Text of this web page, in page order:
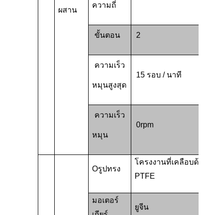
ผสาน
ความถี่
ขั้นตอน 2
ความเร็ว
หมุนสูงสุด
15 รอบ / นาที
ความเร็ว
หมุน
0rpm
Oรูปทรง
โครงงานที่เคลือบด้วย
PTFE
มอเตอร์
ยูจีน